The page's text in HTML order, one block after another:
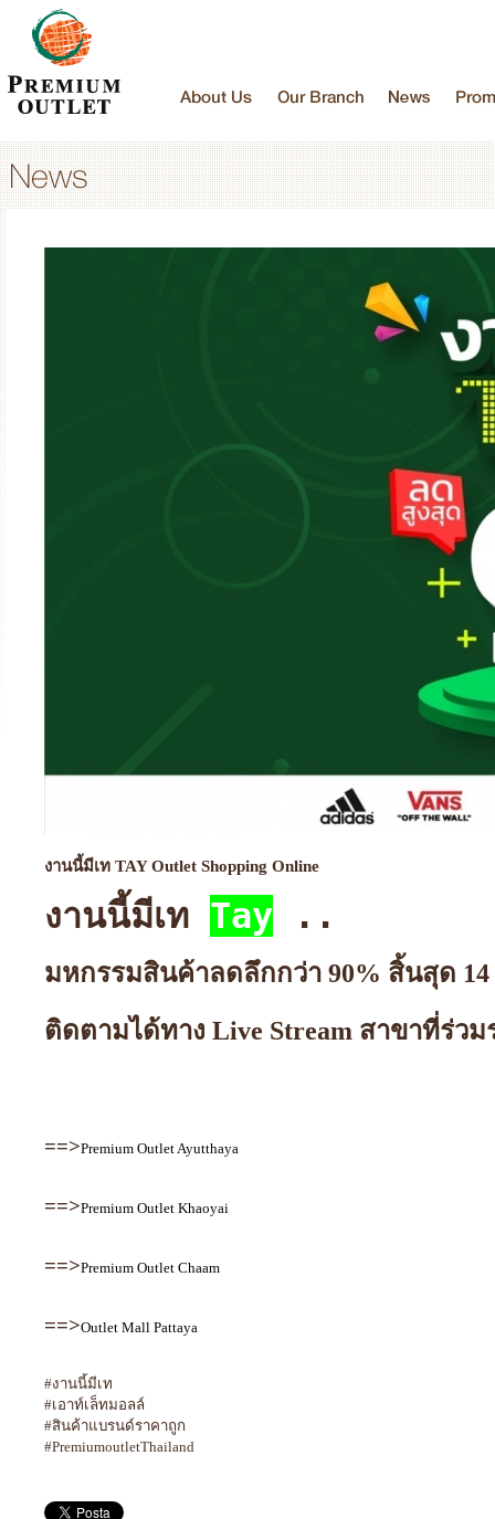
งานนี้มีเท TAY Outlet Shopping Online
งานนี้มีเท Tay ..
มหกรรมสินค้าลดลึกกว่า 90% สิ้นสุด
ติดตามได้ทาง Live Stream สาขาที่ร่ว
==>Premium Outlet Ayutthaya
==>Premium Outlet Khaoyai
==>Premium Outlet Chaam
==>Outlet Mall Pattaya
#งานนี้มีเท
#เอาท์เล็ทมอลล์
#สินค้าแบรนด์ราคาถูก
#PremiumoutletThailand